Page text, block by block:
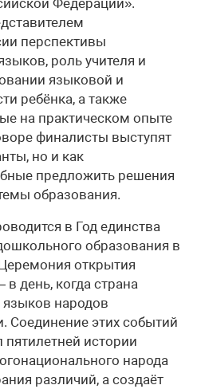
Федерации».
перспективы
роль учителя и
языковой и
ребёнка, а также
на практическом опыте
финалисты выступят
но и как
предложить решения
образования.
в Год единства
образования в
открытия
в день, когда страна
народов
Соединение этих событий
истории
народа
различий, а создаёт